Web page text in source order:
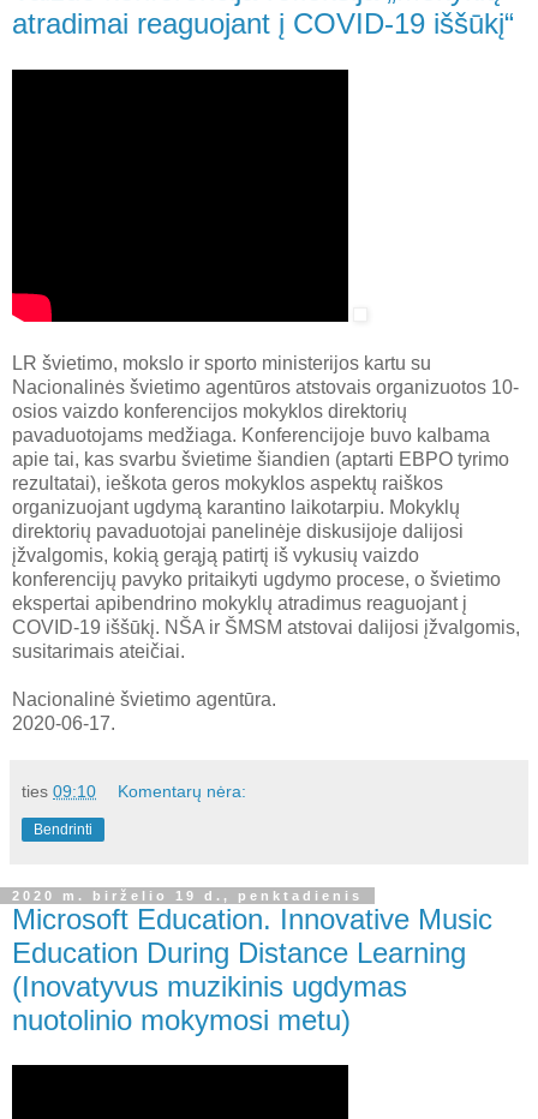
atradimai reaguojant į COVID-19 iššūkį“
LR švietimo, mokslo ir sporto ministerijos kartu su
Nacionalinės švietimo agentūros atstovais organizuotos 10-
osios vaizdo konferencijos mokyklos direktorių
pavaduotojams medžiaga. Konferencijoje buvo kalbama
apie tai, kas svarbu švietime šiandien (aptarti EBPO tyrimo
rezultatai), ieškota geros mokyklos aspektų raiškos
organizuojant ugdymą karantino laikotarpiu. Mokyklų
direktorių pavaduotojai panelinėje diskusijoje dalijosi
įžvalgomis, kokią gerąją patirtį iš vykusių vaizdo
konferencijų pavyko pritaikyti ugdymo procese, o švietimo
ekspertai apibendrino mokyklų atradimus reaguojant į
COVID-19 iššūkį. NŠA ir ŠMSM atstovai dalijosi įžvalgomis,
susitarimais ateičiai.
Nacionalinė švietimo agentūra.
2020-06-17.
ties 09:10 Komentarų nėra:
Bendrinti
2020 m. birželio 19 d., penktadienis
Microsoft Education. Innovative Music
Education During Distance Learning
(Inovatyvus muzikinis ugdymas
nuotolinio mokymosi metu)